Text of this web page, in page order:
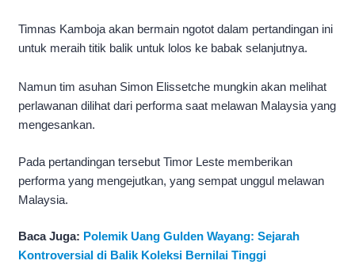
Timnas Kamboja akan bermain ngotot dalam pertandingan ini
untuk meraih titik balik untuk lolos ke babak selanjutnya.
Namun tim asuhan Simon Elissetche mungkin akan melihat
perlawanan dilihat dari performa saat melawan Malaysia yang
mengesankan.
Pada pertandingan tersebut Timor Leste memberikan
performa yang mengejutkan, yang sempat unggul melawan
Malaysia.
Baca Juga: Polemik Uang Gulden Wayang: Sejarah
Kontroversial di Balik Koleksi Bernilai Tinggi